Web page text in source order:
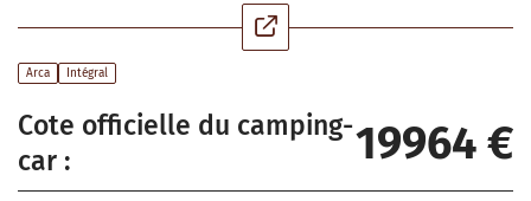
Arca Intégral
Cote officielle du camping-
car :
19964 €